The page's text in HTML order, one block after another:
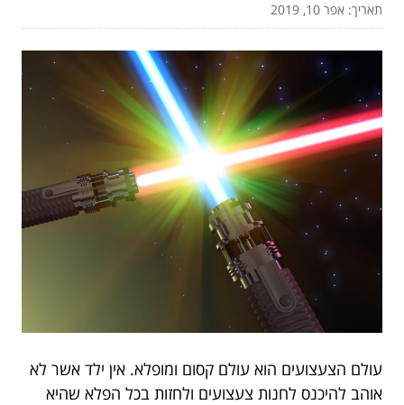
תאריך: אפר 10, 2019
עולם הצעצועים הוא עולם קסום ומופלא. אין ילד אשר לא
אוהב להיכנס לחנות צעצועים ולחזות בכל הפלא שהיא